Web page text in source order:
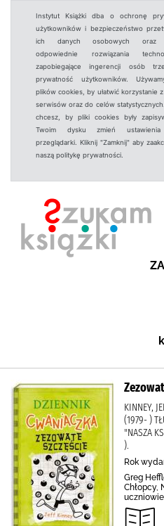
Instytut Książki dba o ochronę
użytkowników i bezpieczeństwo
ich danych osobowych oraz
odpowiednie rozwiązania
zapobiegające ingerencji osób
prywatność użytkowników.
plików cookies, by ułatwić korzystanie
serwisów oraz do celów
chcesz, by pliki cookies były
Twoim dysku zmień
przeglądarki. Kliknij "Zamknij" aby
naszą politykę prywatności.
KINNEY,
(1979- )
"NASZA
).
Rok
Greg
Chłopcy,